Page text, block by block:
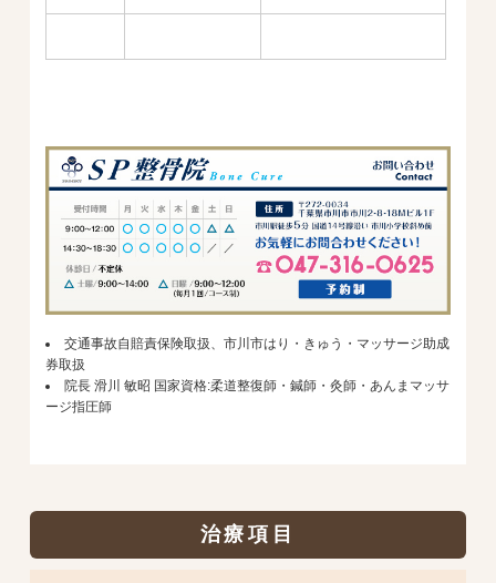
交通事故自賠責保険取扱、市川市はり・きゅう・マッサージ助成
券取扱
院長 滑川 敏昭 国家資格:柔道整復師・鍼師・灸師・あんまマッサ
ージ指圧師
治療項目